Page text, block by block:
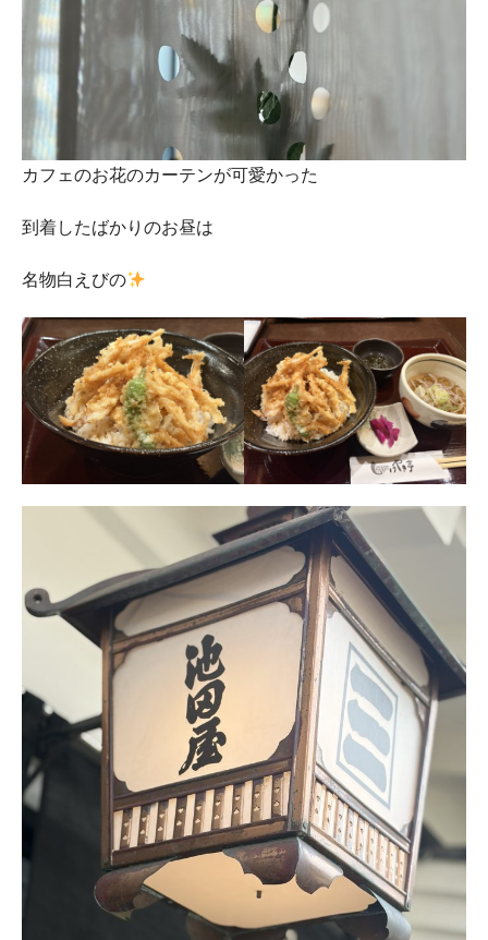
カフェのお花のカーテンが可愛かった
到着したばかりのお昼は
名物白えびの